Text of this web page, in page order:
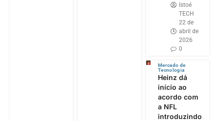
Istoé
TECH
22 de
abril de
2026
0
Mercado de
Tecnologia
Heinz dá
início ao
acordo com
a NFL
introduzindo